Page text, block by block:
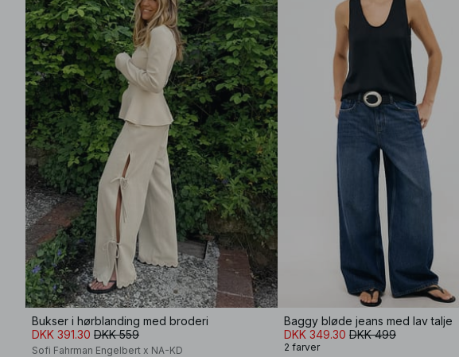
Bukser i hørblanding med broderi
DKK 391.30 DKK 559
Sofi Fahrman Engelbert x NA-KD
Baggy bløde jeans med lav talje
DKK 349.30 DKK 499
2 farver